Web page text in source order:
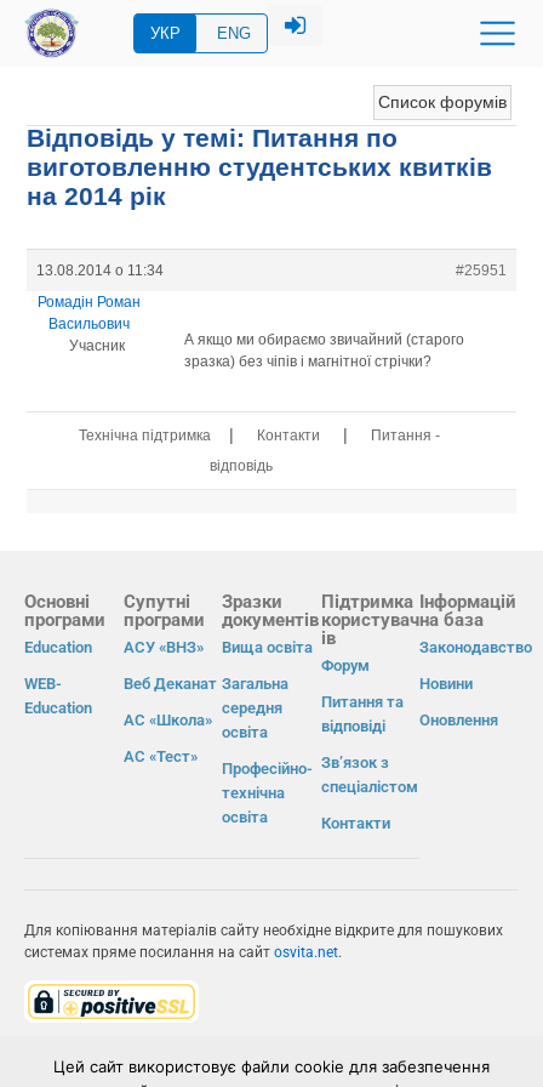
УКР ENG
Список форумів
Відповідь у темі: Питання по
виготовленню студентських квитків
на 2014 рік
13.08.2014 о 11:34
#25951
Ромадін Роман
Васильович
Учасник
А якщо ми обираємо звичайний (старого
зразка) без чіпів і магнітної стрічки?
Технічна підтримка | Контакти |
Питання -
відповідь
Основні
програми
Education
WEB-
Education
Супутні
програми
АСУ «ВНЗ»
Веб Деканат
АС «Школа»
АС «Тест»
Зразки
документів
Вища освіта
Загальна
середня
освіта
Професійно-
технічна
освіта
Підтримка
користувач
ів
Форум
Питання та
відповіді
Зв’язок з
спеціалістом
Контакти
Інформацій
на база
Законодавство
Новини
Оновлення
Для копіювання матеріалів сайту необхідне відкрите для пошукових
системах пряме посилання на сайт osvita.net.
Цей сайт використовує файли cookie для забезпечення